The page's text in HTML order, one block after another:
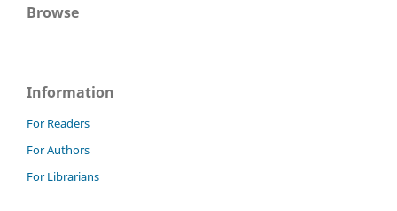
Browse
Information
For Readers
For Authors
For Librarians